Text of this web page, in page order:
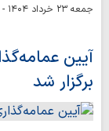
جمعه ۲۳ خرداد ۱۴۰۴ - ۱۰:۱۶
آیین
برگزار شد